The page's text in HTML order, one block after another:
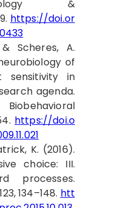
&
https://doi.or
Scheres, A.
of
sensitivity in
agenda.
https://doi.o
K. (2016).
choice: III.
processes.
134–148. htt